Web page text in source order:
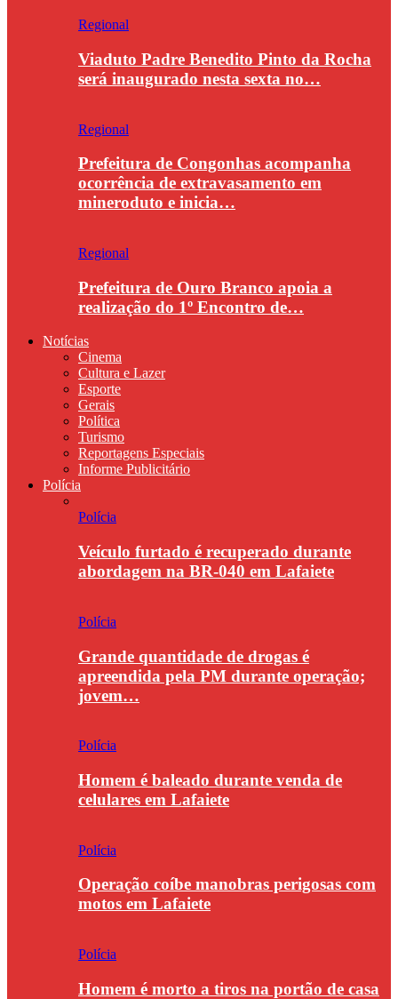
Regional
Viaduto Padre Benedito Pinto da Rocha
será inaugurado nesta sexta no…
Regional
Prefeitura de Congonhas acompanha
ocorrência de extravasamento em
mineroduto e inicia…
Regional
Prefeitura de Ouro Branco apoia a
realização do 1º Encontro de…
Notícias
Cinema
Cultura e Lazer
Esporte
Gerais
Política
Turismo
Reportagens Especiais
Informe Publicitário
Polícia
Polícia
Veículo furtado é recuperado durante
abordagem na BR-040 em Lafaiete
Polícia
Grande quantidade de drogas é
apreendida pela PM durante operação;
jovem…
Polícia
Homem é baleado durante venda de
celulares em Lafaiete
Polícia
Operação coíbe manobras perigosas com
motos em Lafaiete
Polícia
Homem é morto a tiros na portão de casa